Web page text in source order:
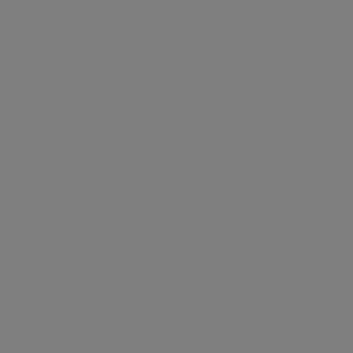
video player - Como utilizar Vitamino Color